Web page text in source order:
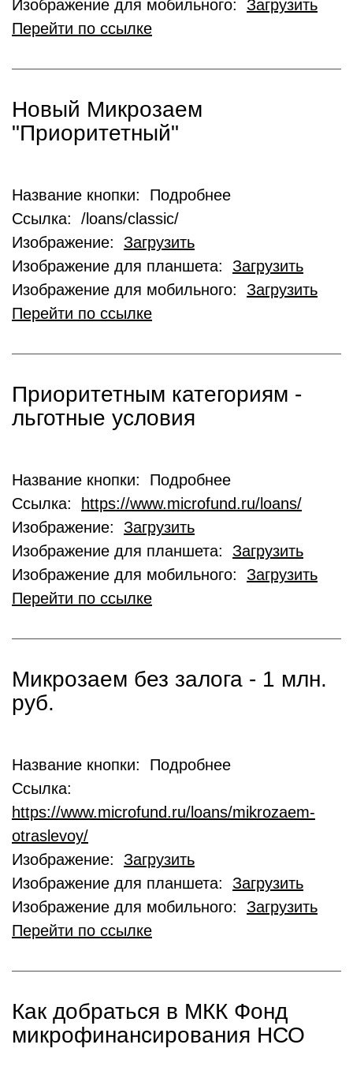
Изображение для мобильного: Загрузить
Перейти по ссылке
Новый Микрозаем
"Приоритетный"
Название кнопки: Подробнее
Ссылка: /loans/classic/
Изображение: Загрузить
Изображение для планшета: Загрузить
Изображение для мобильного: Загрузить
Перейти по ссылке
Приоритетным категориям -
льготные условия
Название кнопки: Подробнее
Ссылка:
https://www.microfund.ru/loans/
Изображение: Загрузить
Изображение для планшета: Загрузить
Изображение для мобильного: Загрузить
Перейти по ссылке
Микрозаем без залога - 1 млн.
руб.
Название кнопки: Подробнее
Ссылка:
https://www.microfund.ru/loans/mikrozaem-
otraslevoy/
Изображение: Загрузить
Изображение для планшета: Загрузить
Изображение для мобильного: Загрузить
Перейти по ссылке
Как добраться в МКК Фонд
микрофинансирования НСО